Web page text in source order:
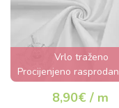
Vrlo traženo
Procijenjeno
dana
8,90€ / m